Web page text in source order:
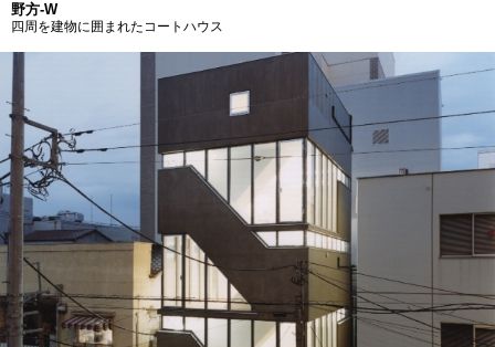
野方-W
四周を建物に囲まれたコートハウス